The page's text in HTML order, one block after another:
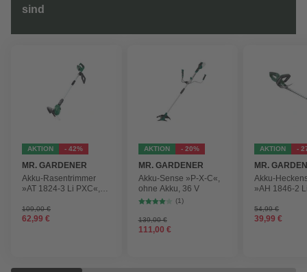
sind
AKTION - 42%
MR. GARDENER
Akku-Rasentrimmer
»AT 1824-3 Li PXC«,
109,00 €
62,99 €
AKTION - 20%
MR. GARDENER
Akku-Sense »P-X-C«,
ohne Akku, 36 V
(1)
139,00 €
111,00 €
AKTION -
MR.
Akku-
»AH 1846-2
54,99 €
39,99 €